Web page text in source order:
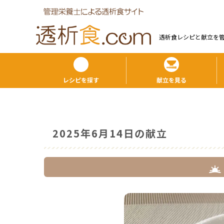
透析食レシピと献⽴を
レシピを探す 献立を見る
2025年6月14日の献立